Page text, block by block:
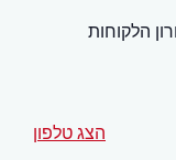
הלקוחות
הצג טלפון